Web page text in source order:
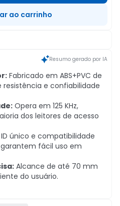
ao carrinho
Resumo gerado por IA
Fabricado em ABS+PVC de
e confiabilidade
Opera em 125 KHz,
dos leitores de acesso
ID único e compatibilidade
fácil uso em
Alcance de até 70 mm
do usuário.